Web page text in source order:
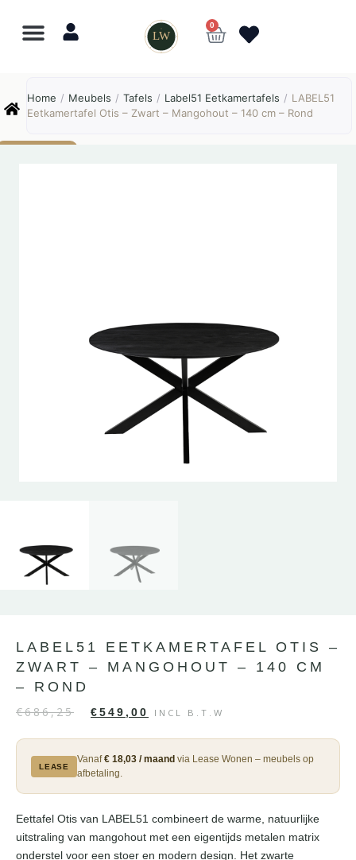
LW
0
Home / Meubels / Tafels / Label51 Eetkamertafels / LABEL51
Eetkamertafel Otis – Zwart – Mangohout – 140 cm – Rond
LABEL51 EETKAMERTAFEL OTIS –
ZWART – MANGOHOUT – 140 CM
– ROND
€686,25 €549,00 INCL B.T.W
LEASE
Vanaf€ 18,03 / maand via Lease Wonen – meubels op
afbetaling.
Eettafel Otis van LABEL51 combineert de warme, natuurlijke
uitstraling van mangohout met een eigentijds metalen matrix
onderstel voor een stoer en modern design. Het zwarte
Online
⎯ ✕